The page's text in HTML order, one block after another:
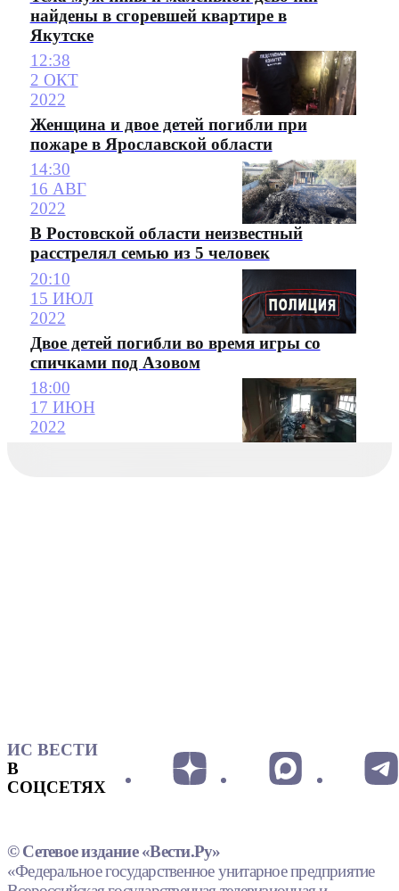
найдены в сгоревшей квартире в
Якутске
12:38
2 ОКТ
2022
Женщина и двое детей погибли при
пожаре в Ярославской области
14:30
16 АВГ
2022
В Ростовской области неизвестный
расстрелял семью из 5 человек
20:10
15 ИЮЛ
2022
Двое детей погибли во время игры со
спичками под Азовом
18:00
17 ИЮН
2022
ИС ВЕСТИ
В
СОЦСЕТЯХ
© Сетевое издание «Вести.Ру»
«Федеральное государственное унитарное предприятие